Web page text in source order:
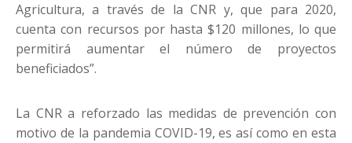
Agricultura, a través de la CNR y, que para 2020,
cuenta con recursos por hasta $120 millones, lo que
permitirá aumentar el número de proyectos
beneficiados”.
La CNR a reforzado las medidas de prevención con
motivo de la pandemia COVID-19, es así como en esta